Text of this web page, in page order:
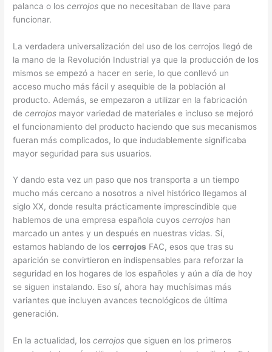
palanca o loscerrojos que no necesitaban de llave para
funcionar.
La verdadera universalización del uso de los cerrojos llegó de
la mano de la Revolución Industrial ya que la producción de los
mismos se empezó a hacer en serie, lo que conllevó un
acceso mucho más fácil y asequible de la población al
producto. Además, se empezaron a utilizar en la fabricación
decerrojos mayor variedad de materiales e incluso se mejoró
el funcionamiento del producto haciendo que sus mecanismos
fueran más complicados, lo que indudablemente significaba
mayor seguridad para sus usuarios.
Y dando esta vez un paso que nos transporta a un tiempo
mucho más cercano a nosotros a nivel histórico llegamos al
siglo XX, donde resulta prácticamente imprescindible que
hablemos de una empresa española cuyoscerrojos han
marcado un antes y un después en nuestras vidas. Sí,
estamos hablando de loscerrojos FAC, esos que tras su
aparición se convirtieron en indispensables para reforzar la
seguridad en los hogares de los españoles y aún a día de hoy
se siguen instalando. Eso sí, ahora hay muchísimas más
variantes que incluyen avances tecnológicos de última
generación.
En la actualidad, loscerrojos que siguen en los primeros